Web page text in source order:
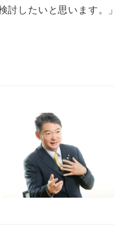
したいと思います。」